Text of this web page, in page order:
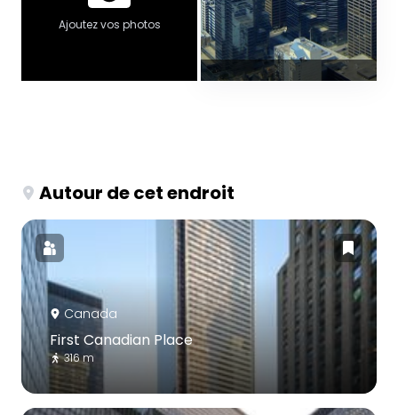
Ajoutez vos photos
Autour de cet endroit
Canada
First Canadian Place
316 m